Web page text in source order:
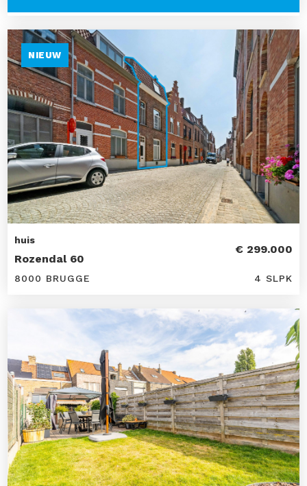
NIEUW
huis
Rozendal 60
€ 299.000
8000 BRUGGE 4 SLPK